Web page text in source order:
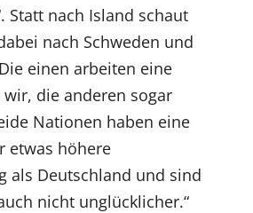
Statt nach Island schaut
nach Schweden und
einen arbeiten eine
die anderen sogar
Nationen haben eine
etwas höhere
als Deutschland und sind
nicht unglücklicher.“